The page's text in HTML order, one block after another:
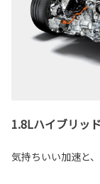
1.8Lハイブリッ
気持ちいい加速と